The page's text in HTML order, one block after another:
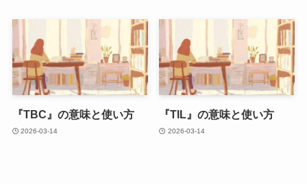
『TBC』の意味と使い方
2026-03-14
『TIL』の意味と使い方
2026-03-14